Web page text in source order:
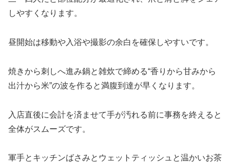
しやすくなります。
昼開始は移動や入浴や撮影の余白を確保しやすいです。
焼きから刺しへ進み鍋と雑炊で締める“香りから甘みから
出汁から米”の波を作ると満腹到達が早くなります。
入店直後に会計を済ませて手が汚れる前に事務を終えると
全体がスムーズです。
軍手とキッチンばさみとウェットティッシュと温かいお茶